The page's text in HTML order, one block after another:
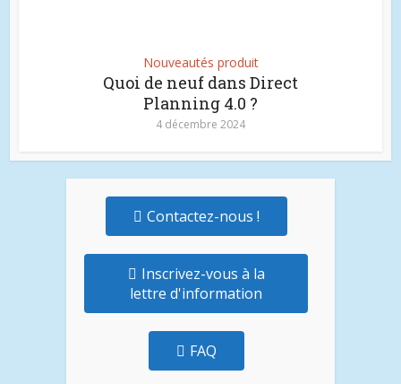
Nouveautés produit
Quoi de neuf dans Direct
Planning 4.0 ?
4 décembre 2024
Contactez-nous !
Inscrivez-vous à la
lettre d'information
FAQ